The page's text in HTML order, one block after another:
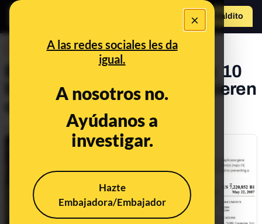
×
A las redes sociales les da
igual.
A nosotros no.
Ayúdanos a
investigar.
Hazte
Embajadora/Embajador
Hazte Maldito
Este coronavirus es nuevo: 10
bulos conspirativos que quieren
que pienses lo contrario
Mar 27, 2020, 8:40:00 AM